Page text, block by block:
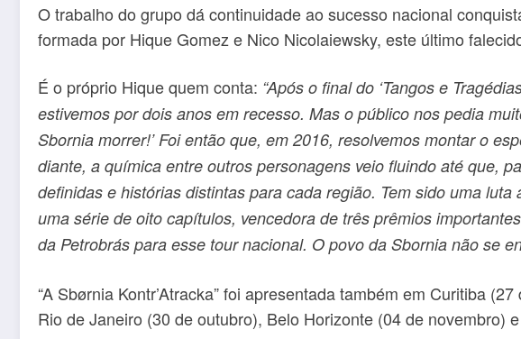
O trabalho do grupo dá continuidade ao sucesso nacional
formada por Hique Gomez e Nico Nicolaiewsky, este último
É o próprio Hique quem conta: “Após o final do ‘Tangos e
estivemos por dois anos em recesso. Mas o público nos pedia
Sbornia morrer!’ Foi então que, em 2016, resolvemos montar o
diante, a química entre outros personagens veio fluindo até que,
definidas e histórias distintas para cada região. Tem sido uma
uma série de oito capítulos, vencedora de três prêmios
da Petrobrás para esse tour nacional. O povo da Sbornia não se
“A Sbørnia Kontr’Atracka” foi apresentada também em Curitiba
Rio de Janeiro (30 de outubro), Belo Horizonte (04 de novembro)